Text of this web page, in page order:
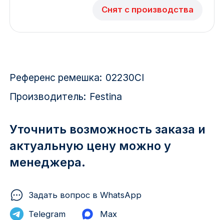
1 Поселок
2-я Смирновка
3-й Участок
52127 городок
Снят с производства
Референс ремешка: 02230CI
Производитель: Festina
Уточнить возможность заказа и
актуальную цену можно у
менеджера.
Задать вопрос в WhatsApp
Telegram
Max